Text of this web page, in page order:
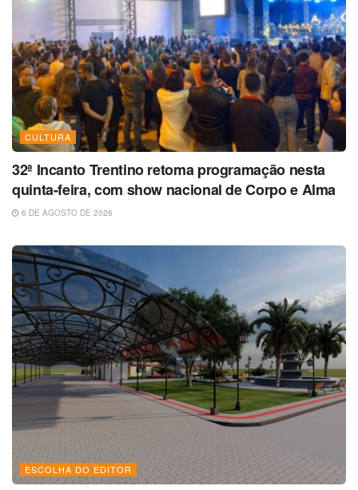
CULTURA
32ª Incanto Trentino retoma programação nesta
quinta-feira, com show nacional de Corpo e Alma
6 DE AGOSTO DE 2026
ESCOLHA DO EDITOR